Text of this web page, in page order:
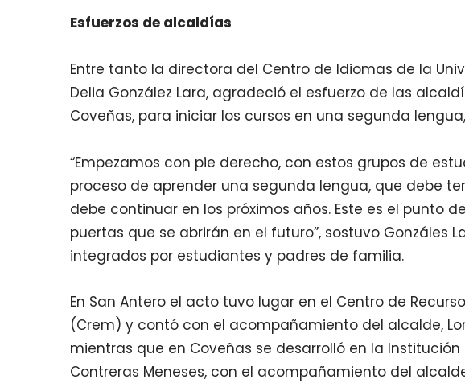
Esfuerzos de alcaldías
Entre tanto la directora del Centro de Idiomas de la
Delia González Lara, agradeció el esfuerzo de las
Coveñas, para iniciar los cursos en una segunda
“Empezamos con pie derecho, con estos grupos de
proceso de aprender una segunda lengua, que debe
debe continuar en los próximos años. Este es el punto
puertas que se abrirán en el futuro”, sostuvo Gonzáles
integrados por estudiantes y padres de familia.
En San Antero el acto tuvo lugar en el Centro de
(Crem) y contó con el acompañamiento del alcalde,
mientras que en Coveñas se desarrolló en la
Contreras Meneses, con el acompañamiento del